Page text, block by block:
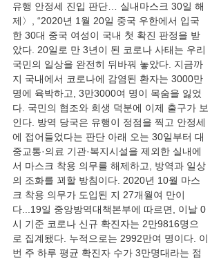
유행 안정세 진입 판단… 실내마스크 30일 해
제〉, “2020년 1월 20일 중국 우한에서 입국
한 30대 중국 여성이 국내 첫 확진 판정을 받
았다. 20일로 만 3년이 된 코로나 사태는 우리
국민의 일상을 완전히 뒤바꿔 놓았다. 지금까
지 국내에서 코로나에 감염된 환자는 3000만
명에 육박하고, 3만3000여 명이 목숨을 잃었
다. 국민의 협조와 희생 덕분에 이제 출구가 보
인다. 방역 당국은 유행이 정점을 찍고 안정세
에 접어들었다는 판단 아래 오는 30일부터 대
중교통·의료 기관·복지시설을 제외한 실내에
서 마스크 착용 의무를 해제하고, 방역과 일상
의 조화를 꾀할 방침이다. 2020년 10월 마스
크 착용 의무가 도입된 지 27개월여 만이
다...19일 중앙방역대책본부에 따르면, 이날 0
시 기준 코로나 신규 확진자는 2만9816명으
로 집계됐다. 누적으로는 2992만여 명이다. 이
번 주 하루 평균 확진자 수가 3만명대라는 점